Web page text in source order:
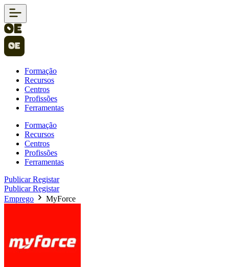
Formação
Recursos
Centros
Profissões
Ferramentas
Formação
Recursos
Centros
Profissões
Ferramentas
PublicarRegistar
PublicarRegistar
Emprego
MyForce